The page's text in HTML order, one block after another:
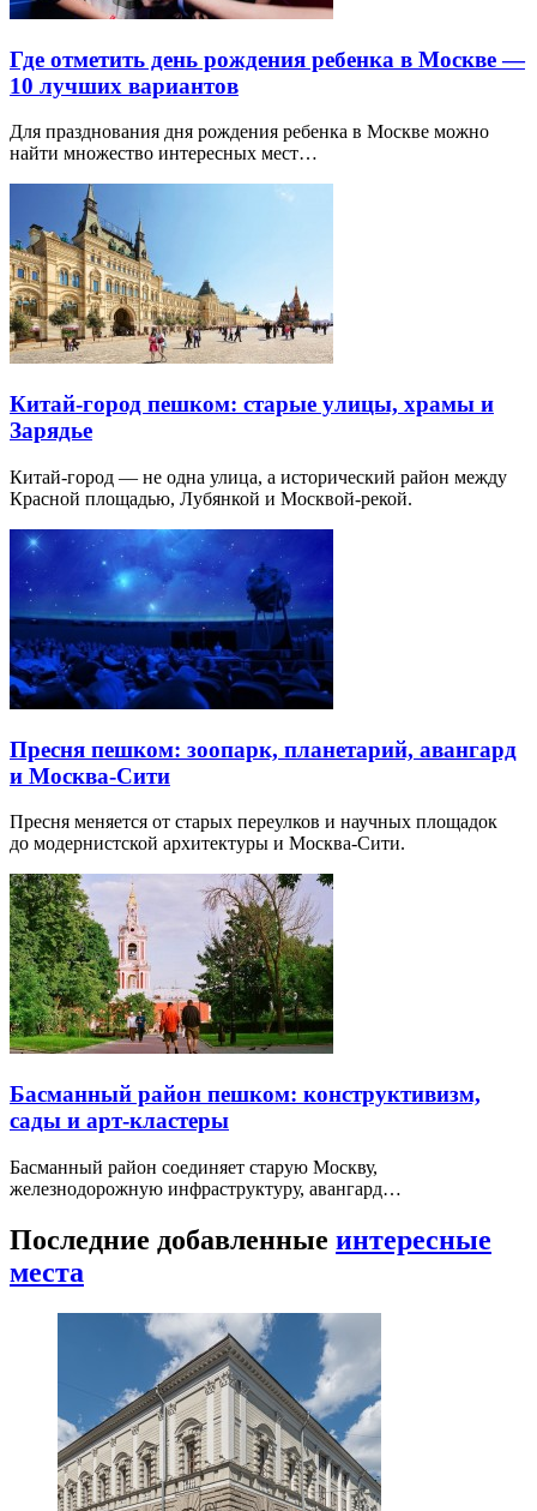
Где отметить день рождения ребенка в Москве —
10 лучших вариантов
Для празднования дня рождения ребенка в Москве можно
найти множество интересных мест…
Китай-город пешком: старые улицы, храмы и
Зарядье
Китай-город — не одна улица, а исторический район между
Красной площадью, Лубянкой и Москвой-рекой.
Пресня пешком: зоопарк, планетарий, авангард
и Москва-Сити
Пресня меняется от старых переулков и научных площадок
до модернистской архитектуры и Москва-Сити.
Басманный район пешком: конструктивизм,
сады и арт-кластеры
Басманный район соединяет старую Москву,
железнодорожную инфраструктуру, авангард…
Последние добавленные интересные
места